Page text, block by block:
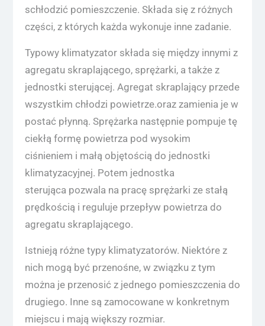
schłodzić pomieszczenie. Składa się z różnych
części, z których każda wykonuje inne zadanie.
Typowy klimatyzator składa się między innymi z
agregatu skraplającego, sprężarki, a także z
jednostki sterującej. Agregat skraplający przede
wszystkim chłodzi powietrze.oraz zamienia je w
postać płynną. Sprężarka następnie pompuje tę
ciekłą formę powietrza pod wysokim
ciśnieniem i małą objętością do jednostki
klimatyzacyjnej. Potem jednostka
sterująca pozwala na pracę sprężarki ze stałą
prędkością i reguluje przepływ powietrza do
agregatu skraplającego.
Istnieją różne typy klimatyzatorów. Niektóre z
nich mogą być przenośne, w związku z tym
można je przenosić z jednego pomieszczenia do
drugiego. Inne są zamocowane w konkretnym
miejscu i mają większy rozmiar.